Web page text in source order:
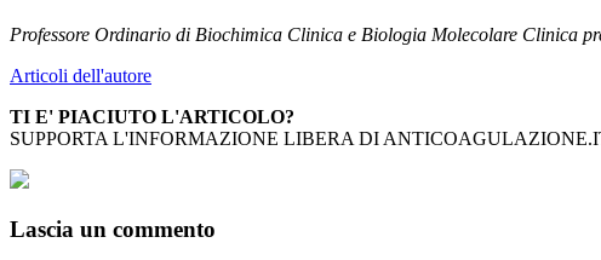
Professore Ordinario di Biochimica Clinica e Biologia Molecolare Clinica
Articoli dell'autore
TI E' PIACIUTO L'ARTICOLO?
SUPPORTA L'INFORMAZIONE LIBERA DI
Lascia un commento